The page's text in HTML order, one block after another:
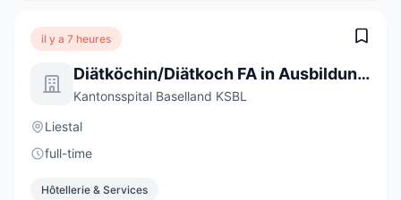
il y a 7 heures
Diätköchin/Diätkoch FA in Ausbildung 2027 (a) 100%
Kantonsspital Baselland KSBL
Liestal
full-time
Hôtellerie & Services